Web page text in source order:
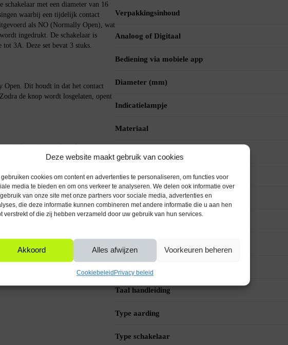
Deze website maakt gebruik van cookies
gebruiken cookies om content en advertenties te personaliseren, om functies voor
media te bieden en om ons verkeer te analyseren. We delen ook informatie over
van onze site met onze partners voor sociale media, advertenties en
die deze informatie kunnen combineren met andere informatie die u aan hen
verstrekt of die zij hebben verzameld door uw gebruik van hun services.
Akkoord Alles afwijzen Voorkeuren beheren
Cookiebeleid Privacy beleid
schakelaar met een diameter van 16
waarbij een tijdelijk contact
als NO (Normally Open), wat
ingedrukt. De schakelaar is
tot 3A. Deze set bevat 3 stuks.
Open. Dit houdt in dat het contact
de knop wordt losgelaten, opent
inbouw in panelen of
projecten, schakelkasten of
van 250V en een maximale
laagspannings- en
Sluit de bedrading aan volgens het
contact is alleen gesloten zolang de
Verpakkingsinhoud
Analoog of Digitaal
Bediening via mobiele app
Diameter (mm)
Indicatielampje
Materiaal
Montage
Kleur
Taal handleiding
Type aarding
Type schakelaar